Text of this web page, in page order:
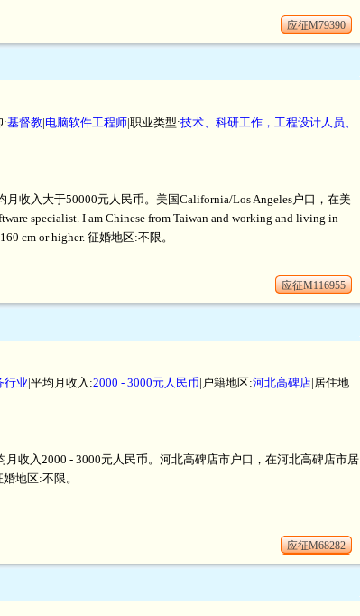
应征M79390
:基督教|电脑软件工程师|职业类型:技术、科研工作，工程设计人员、
收入大于50000元人民币。美国California/Los Angeles户口，在美
specialist. I am Chinese from Taiwan and working and living in
cm or higher. 征婚地区:不限。
应征M116955
行业|平均月收入:2000 - 3000元人民币|户籍地区:河北高碑店|居住地
收入2000 - 3000元人民币。河北高碑店市户口，在河北高碑店市居
地区:不限。
应征M68282